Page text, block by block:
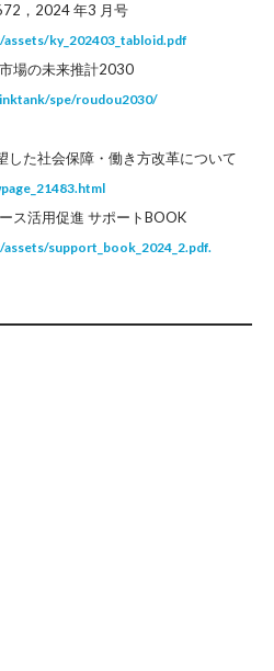
，2024 年3 月号
ky_202403_tabloid.pdf
場の未来推計2030
spe/roudou2030/
した社会保障・働き方改革について
ス活用促進 サポートBOOK
support_book_2024_2.pdf.